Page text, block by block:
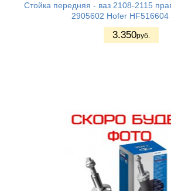
Стойка передняя - ваз 2108-2115
2905602 Hofer
3.350руб.